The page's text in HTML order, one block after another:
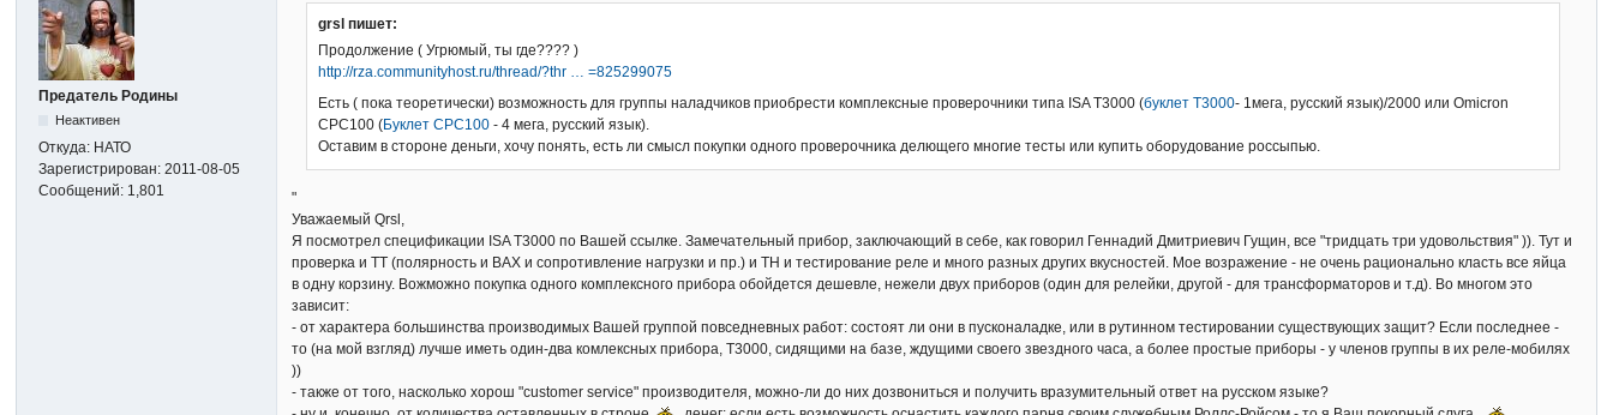
Предатель Родины
Неактивен
Откуда: НАТО
Зарегистрирован:2011-08-05
Сообщений: 1,801
grsl пишет:
Продолжение ( Угрюмый, ты где???? )
http://rza.communityhost.ru/thread/?thr … =825299075
Есть ( пока теоретически) возможность для группы наладчиков приобрести комплексные проверочники типа ISA T3000 (буклет T3000- 1мега, русский язык)/2000 или Omicron
CPC100 (Буклет CPC100 - 4 мега, русский язык).
Оставим в стороне деньги, хочу понять, есть ли смысл покупки одного проверочника делющего многие тесты или купить оборудование россыпью.
"
Уважаемый Qrsl,
Я посмотрел спецификации ISA T3000 по Вашей ссылке. Замечательный прибор, заключающий в себе, как говорил Геннадий Дмитриевич Гущин, все "тридцать три удовольствия" )). Тут и
проверка и ТТ (полярность и ВАХ и сопротивление нагрузки и пр.) и ТН и тестирование реле и много разных других вкусностей. Мое возражение - не очень рационально класть все яйца
в одну корзину. Вожможно покупка одного комплексного прибора обойдется дешевле, нежели двух приборов (один для релейки, другой - для трансформаторов и т.д). Во многом это
зависит:
- от характера большинства производимых Вашей группой повседневных работ: состоят ли они в пусконаладке, или в рутинном тестировании существующих защит? Если последнее -
то (на мой взгляд) лучше иметь один-два комлексных прибора, T3000, сидящими на базе, ждущими своего звездного часа, а более простые приборы - у членов группы в их реле-мобилях
))
- также от того, насколько хорош "customer service" производителя, можно-ли до них дозвониться и получить вразумительный ответ на русском языке?